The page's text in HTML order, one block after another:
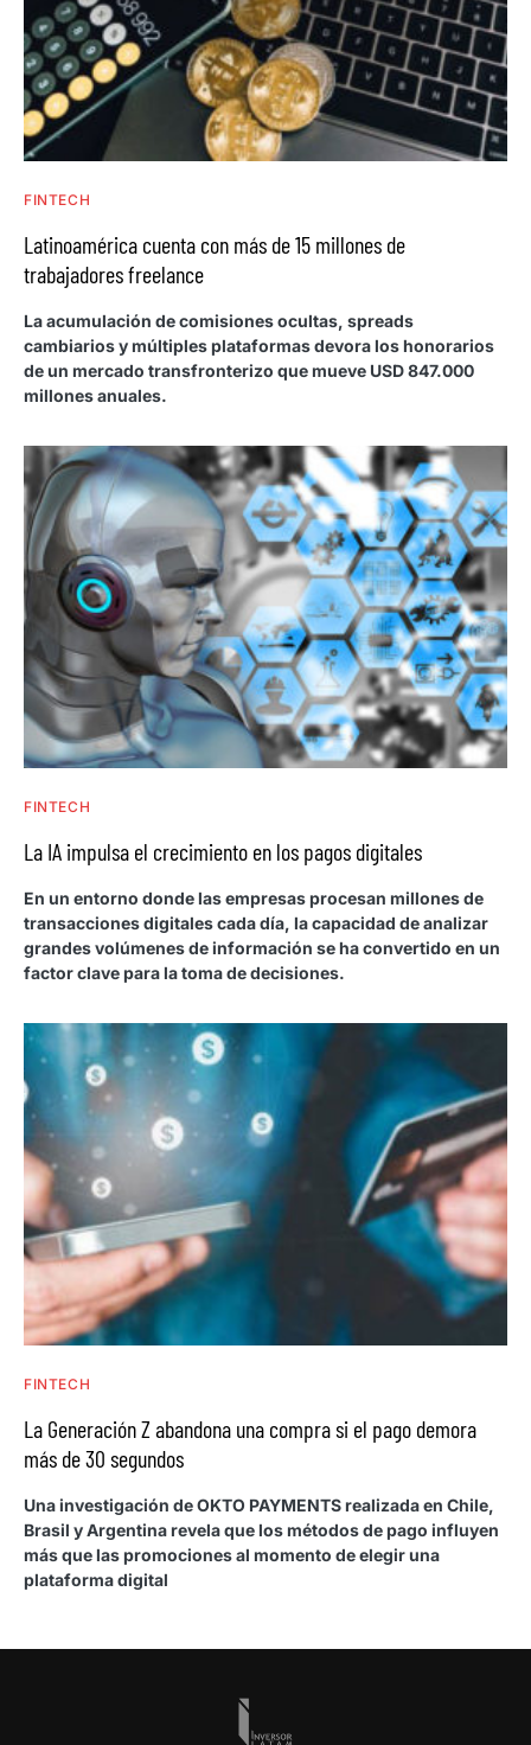
FINTECH
Latinoamérica cuenta con más de 15 millones de
trabajadores freelance
La acumulación de comisiones ocultas, spreads
cambiarios y múltiples plataformas devora los honorarios
de un mercado transfronterizo que mueve USD 847.000
millones anuales.
FINTECH
La IA impulsa el crecimiento en los pagos digitales
En un entorno donde las empresas procesan millones de
transacciones digitales cada día, la capacidad de analizar
grandes volúmenes de información se ha convertido en un
factor clave para la toma de decisiones.
FINTECH
La Generación Z abandona una compra si el pago demora
más de 30 segundos
Una investigación de OKTO PAYMENTS realizada en Chile,
Brasil y Argentina revela que los métodos de pago influyen
más que las promociones al momento de elegir una
plataforma digital